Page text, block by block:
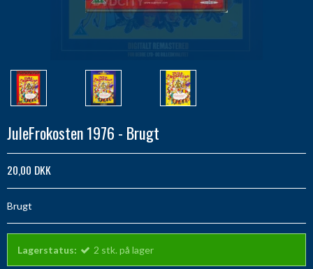
JuleFrokosten 1976 - Brugt
20,00 DKK
Brugt
Lagerstatus: 2 stk. på lager